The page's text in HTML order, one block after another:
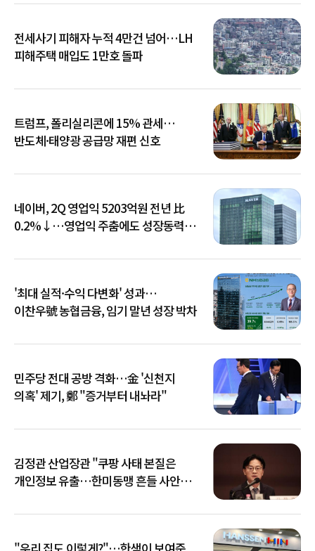
전세사기 피해자 누적 4만건 넘어…LH
피해주택 매입도 1만호 돌파
트럼프, 폴리실리콘에 15% 관세…
반도체·태양광 공급망 재편 신호
네이버, 2Q 영업익 5203억원 전년 比
0.2%↓…영업익 주춤에도 성장동력
'최대 실적·수익 다변화' 성과…
이찬우號 농협금융, 임기 말년 성장 박차
민주당 전대 공방 격화…金 '신천지
의혹' 제기, 鄭 "증거부터 내놔라"
김정관 산업장관 "쿠팡 사태 본질은
개인정보 유출…한미동맹 흔들 사안